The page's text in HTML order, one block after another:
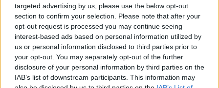
targeted advertising by us, please use the below opt-out
section to confirm your selection. Please note that after your
opt-out request is processed you may continue seeing
interest-based ads based on personal information utilized by
us or personal information disclosed to third parties prior to
your opt-out. You may separately opt-out of the further
disclosure of your personal information by third parties on the
IAB’s list of downstream participants. This information may
Ο νέος διεθνής αερολιμένας Ηρακλείου Κρήτης θα είναι
ένας από τους πιο σύγχρονους της Μεσογείου.
Αναπτύσσεται από την εταιρεία Διεθνής Αερολιμένας
Ηρακλείου Κρήτης, με μετόχους το ελληνικό Δημόσιο
(45,9%), τον όμιλο ΓΕΚ ΤΕΡΝΑ (32,46%) και τον ινδικό
Όμιλο GMR (21,64%), ενώ κατασκευάζεται από την